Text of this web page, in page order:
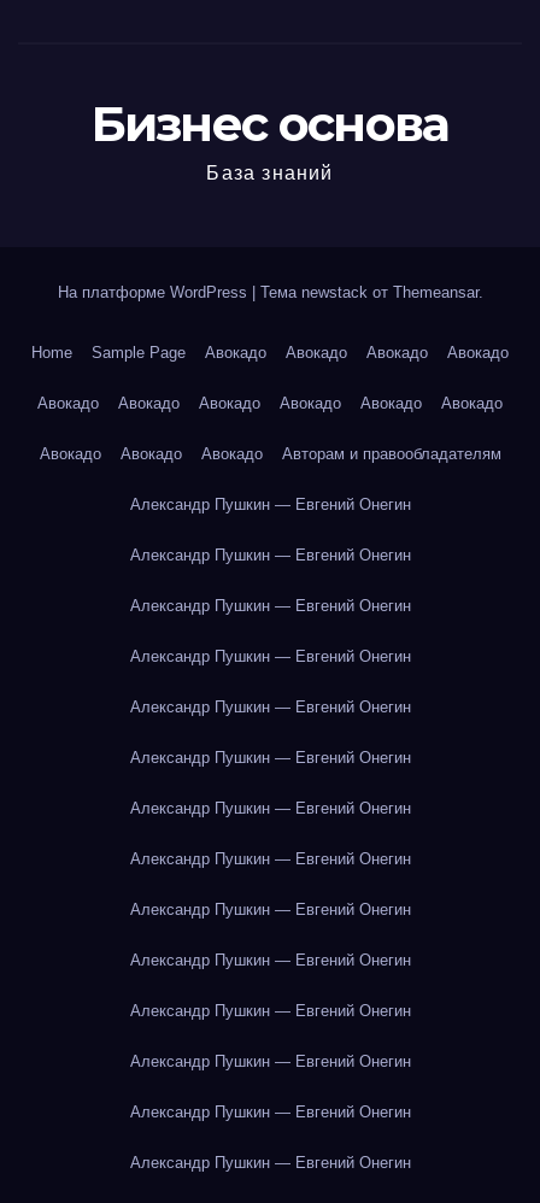
Бизнес основа
База знаний
На платформе WordPress Тема newstack от Themeansar.
Home Sample Page Авокадо Авокадо Авокадо Авокадо
Авокадо Авокадо Авокадо Авокадо Авокадо Авокадо
Авокадо Авокадо Авокадо Авторам и правообладателям
Александр Пушкин — Евгений Онегин
Александр Пушкин — Евгений Онегин
Александр Пушкин — Евгений Онегин
Александр Пушкин — Евгений Онегин
Александр Пушкин — Евгений Онегин
Александр Пушкин — Евгений Онегин
Александр Пушкин — Евгений Онегин
Александр Пушкин — Евгений Онегин
Александр Пушкин — Евгений Онегин
Александр Пушкин — Евгений Онегин
Александр Пушкин — Евгений Онегин
Александр Пушкин — Евгений Онегин
Александр Пушкин — Евгений Онегин
Александр Пушкин — Евгений Онегин